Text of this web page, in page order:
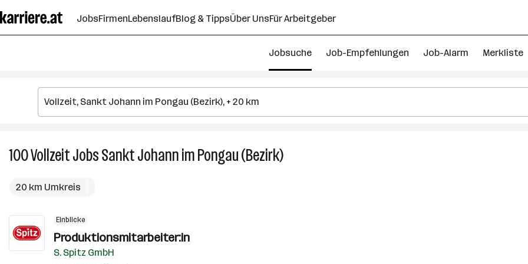
Seiteninhalt
springen
JobsFirmenLebenslaufBlog & TippsÜber UnsFür Arbeitgeber
Jobsuche Job-Empfehlungen Job-Alarm Merkliste
100VollzeitJobsSankt Johann im Pongau (Bezirk)100
20 km Umkreis
Einblicke
Produktionsmitarbeiter:in
S. Spitz GmbH